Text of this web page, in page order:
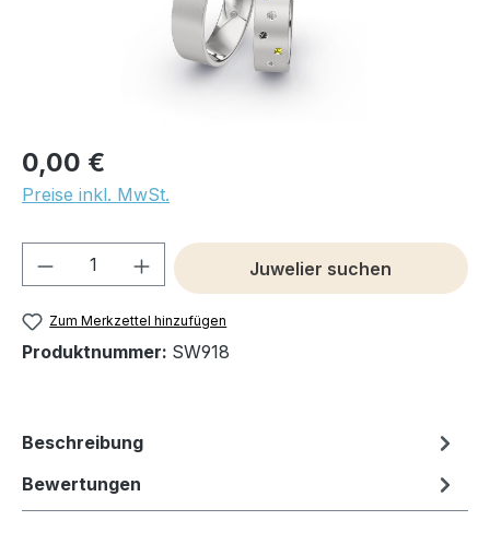
0,00 €
Preise inkl. MwSt.
Produkt Anzahl: Gib denJuwelier suchen
Zum Merkzettel hinzufügen
Produktnummer: SW918
Beschreibung
Bewertungen